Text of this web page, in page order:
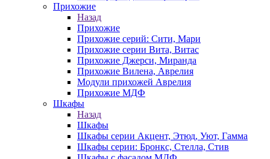
Прихожие
Назад
Прихожие
Прихожие серий: Сити, Мари
Прихожие серии Вита, Витас
Прихожие Джерси, Миранда
Прихожие Вилена, Аврелия
Модули прихожей Аврелия
Прихожие МДФ
Шкафы
Назад
Шкафы
Шкафы серии Акцент, Этюд, Уют, Гамма
Шкафы серии: Бронкс, Стелла, Стив